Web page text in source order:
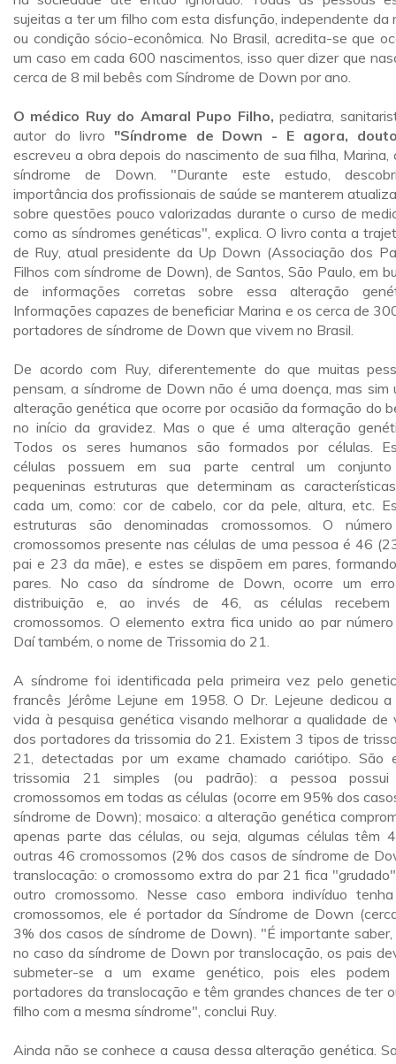
sujeitas a ter um filho com esta disfunção, independente da
ou condição sócio-econômica. No Brasil, acredita-se que
um caso em cada 600 nascimentos, isso quer dizer que
cerca de 8 mil bebês com Síndrome de Down por ano.
O médico Ruy do Amaral Pupo Filho,pediatra,
autor do livro "Síndrome de Down - E agora,
escreveu a obra depois do nascimento de sua filha, Marina,
síndrome de Down. "Durante este estudo,
importância dos profissionais de saúde se manterem
sobre questões pouco valorizadas durante o curso de
como as síndromes genéticas", explica. O livro conta a
de Ruy, atual presidente da Up Down (Associação dos
Filhos com síndrome de Down), de Santos, São Paulo, em
de informações corretas sobre essa alteração
Informações capazes de beneficiar Marina e os cerca de
portadores de síndrome de Down que vivem no Brasil.
De acordo com Ruy, diferentemente do que muitas
pensam, a síndrome de Down não é uma doença, mas sim
alteração genética que ocorre por ocasião da formação do
no início da gravidez. Mas o que é uma alteração
Todos os seres humanos são formados por células.
células possuem em sua parte central um
pequeninas estruturas que determinam as
cada um, como: cor de cabelo, cor da pele, altura, etc.
estruturas são denominadas cromossomos. O
cromossomos presente nas células de uma pessoa é 46
pai e 23 da mãe), e estes se dispõem em pares,
pares. No caso da síndrome de Down, ocorre um
distribuição e, ao invés de 46, as células
cromossomos. O elemento extra fica unido ao par
Daí também, o nome de Trissomia do 21.
A síndrome foi identificada pela primeira vez pelo
francês Jérôme Lejune em 1958. O Dr. Lejeune dedicou a
vida à pesquisa genética visando melhorar a qualidade de
dos portadores da trissomia do 21. Existem 3 tipos de
21, detectadas por um exame chamado cariótipo. São
trissomia 21 simples (ou padrão): a pessoa
cromossomos em todas as células (ocorre em 95% dos
síndrome de Down); mosaico: a alteração genética
apenas parte das células, ou seja, algumas células têm
outras 46 cromossomos (2% dos casos de síndrome de
translocação: o cromossomo extra do par 21 fica
outro cromossomo. Nesse caso embora indivíduo
cromossomos, ele é portador da Síndrome de Down
3% dos casos de síndrome de Down). "É importante saber,
no caso da síndrome de Down por translocação, os pais
submeter-se a um exame genético, pois eles podem
portadores da translocação e têm grandes chances de ter
filho com a mesma síndrome", conclui Ruy.
Ainda não se conhece a causa dessa alteração genética.